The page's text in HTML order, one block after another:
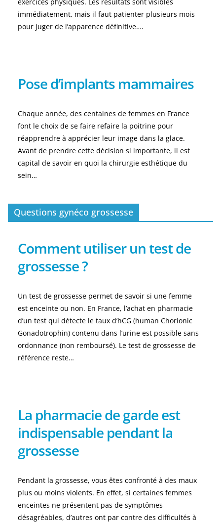
exercices physiques. Les résultats sont visibles
immédiatement, mais il faut patienter plusieurs mois
pour juger de l’apparence définitive….
Pose d’implants mammaires
Chaque année, des centaines de femmes en France
font le choix de se faire refaire la poitrine pour
réapprendre à apprécier leur image dans la glace.
Avant de prendre cette décision si importante, il est
capital de savoir en quoi la chirurgie esthétique du
sein…
Questions gynéco grossesse
Comment utiliser un test de
grossesse ?
Un test de grossesse permet de savoir si une femme
est enceinte ou non. En France, l’achat en pharmacie
d’un test qui détecte le taux d’hCG (human Chorionic
Gonadotrophin) contenu dans l’urine est possible sans
ordonnance (non remboursé). Le test de grossesse de
référence reste…
La pharmacie de garde est
indispensable pendant la
grossesse
Pendant la grossesse, vous êtes confronté à des maux
plus ou moins violents. En effet, si certaines femmes
enceintes ne présentent pas de symptômes
désagréables, d’autres ont par contre des difficultés à